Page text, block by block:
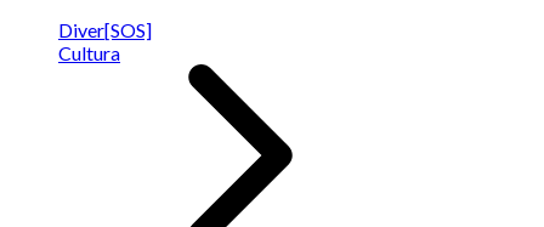
Diver[SOS]
Cultura